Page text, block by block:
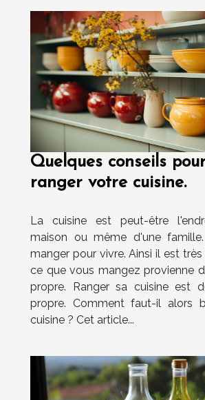
Quelques conseils
ranger votre cuisine.
La cuisine est peut-être
maison ou même d'une
manger pour vivre. Ainsi il est
ce que vous mangez provienne
propre. Ranger sa cuisine est
propre. Comment faut-il alors
cuisine ? Cet article...